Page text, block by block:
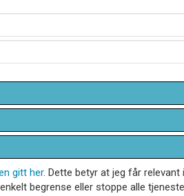
gitt her. Dette betyr at jeg får
begrense eller stoppe alle